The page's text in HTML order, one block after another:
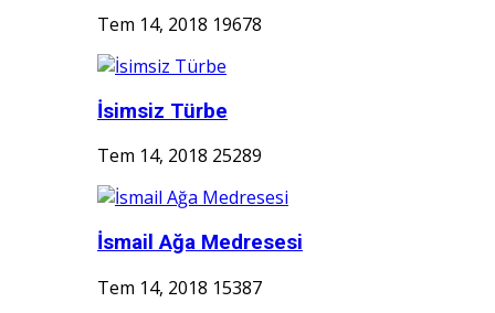
Tem 14, 2018 19678
İsimsiz Türbe
Tem 14, 2018 25289
İsmail Ağa Medresesi
Tem 14, 2018 15387